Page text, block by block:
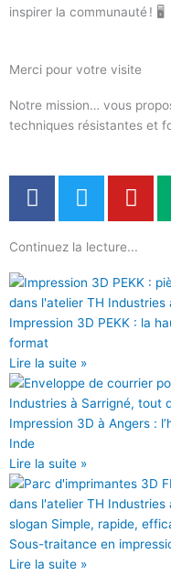
inspirer la communauté ! 🖥️
Merci pour votre visite
Notre mission… vous
techniques résistantes et
F
a
e
b
o
o
k
T
w
t
t
e
r
Y
o
t
u
b
e
Continuez la lecture...
Impression 3D PEKK : la
format
Lire la suite »
Impression 3D à Angers :
Inde
Lire la suite »
Sous-traitance en
Lire la suite »